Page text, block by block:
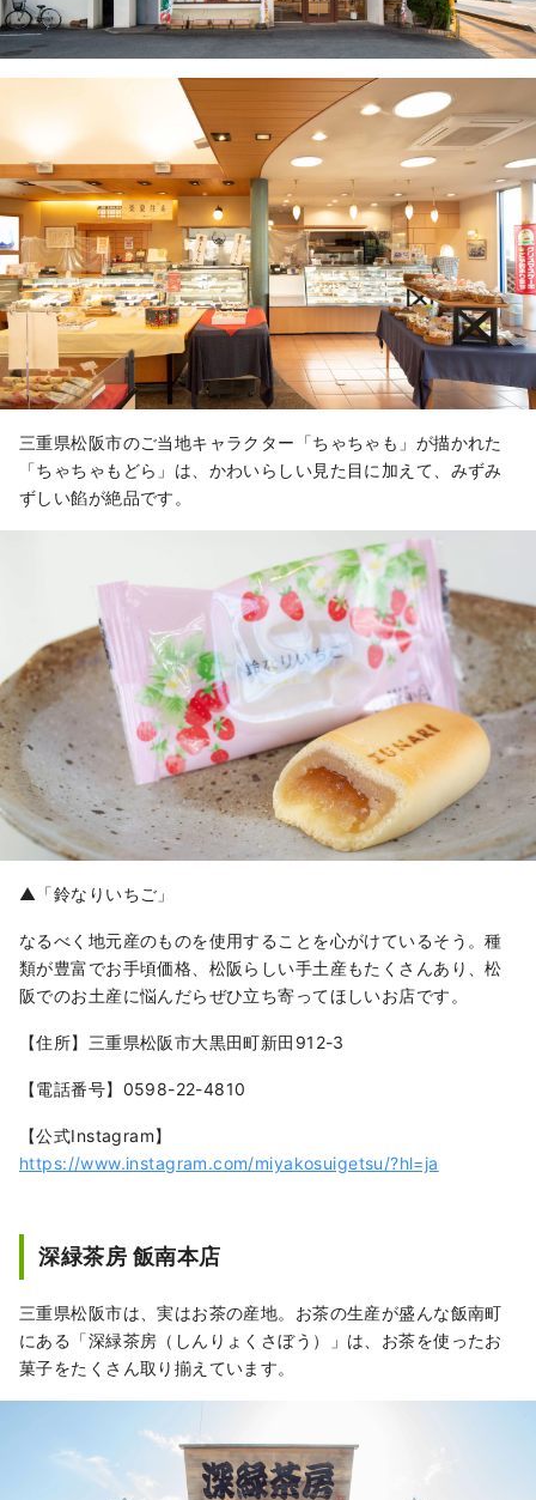
三重県松阪市のご当地キャラクター「ちゃちゃも」が描かれた
「ちゃちゃもどら」は、かわいらしい見た目に加えて、みずみ
ずしい餡が絶品です。
▲「鈴なりいちご」
なるべく地元産のものを使用することを心がけているそう。種
類が豊富でお手頃価格、松阪らしい手土産もたくさんあり、松
阪でのお土産に悩んだらぜひ立ち寄ってほしいお店です。
【住所】三重県松阪市大黒田町新田912-3
【電話番号】0598-22-4810
【公式Instagram】
https://www.instagram.com/miyakosuigetsu/?hl=ja
深緑茶房 飯南本店
三重県松阪市は、実はお茶の産地。お茶の生産が盛んな飯南町
にある「深緑茶房（しんりょくさぼう）」は、お茶を使ったお
菓子をたくさん取り揃えています。